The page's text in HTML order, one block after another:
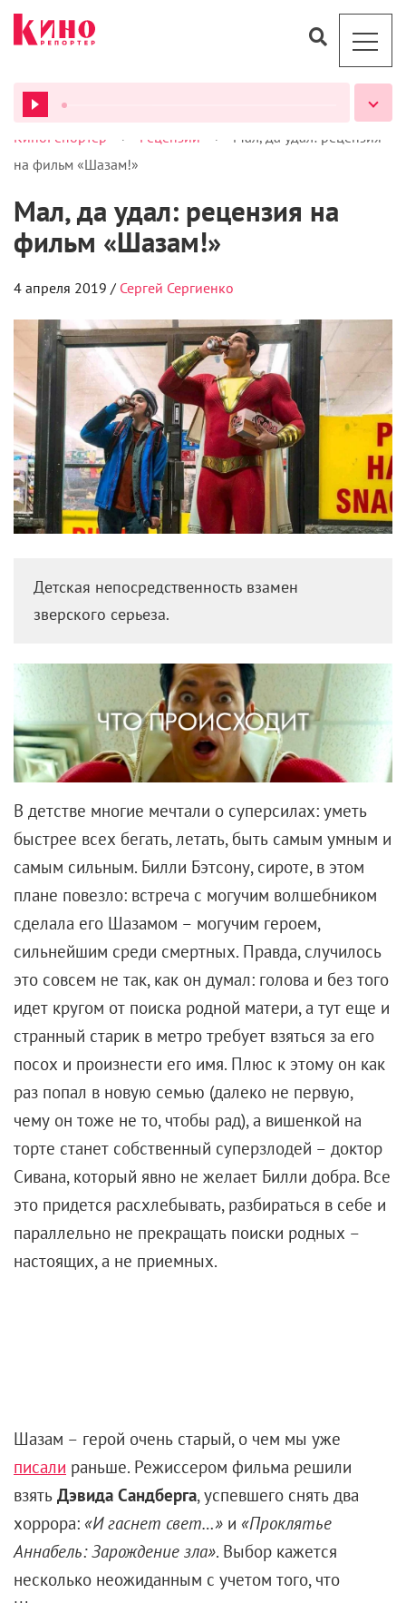
ВСЕ ПОДКАСТЫ
КиноРепортер > Рецензии >
Мал, да удал: рецензия
на фильм «Шазам!»
Мал, да удал: рецензия на
фильм «Шазам!»
4 апреля 2019 / Сергей Сергиенко
Детская непосредственность взамен
зверского серьеза.
В детстве многие мечтали о суперсилах: уметь
быстрее всех бегать, летать, быть самым умным и
самым сильным. Билли Бэтсону, сироте, в этом
плане повезло: встреча с могучим волшебником
сделала его Шазамом – могучим героем,
сильнейшим среди смертных. Правда, случилось
это совсем не так, как он думал: голова и без того
идет кругом от поиска родной матери, а тут еще и
странный старик в метро требует взяться за его
посох и произнести его имя. Плюс к этому он как
раз попал в новую семью (далеко не первую,
чему он тоже не то, чтобы рад), а вишенкой на
торте станет собственный суперзлодей – доктор
Сивана, который явно не желает Билли добра. Все
это придется расхлебывать, разбираться в себе и
параллельно не прекращать поиски родных –
настоящих, а не приемных.
Шазам – герой очень старый, о чем мы уже
писали раньше. Режиссером фильма решили
взять Дэвида Сандберга, успевшего снять два
хоррора: «И гаснет свет…» и «Проклятье
Аннабель: Зарождение зла». Выбор кажется
несколько неожиданным с учетом того, что